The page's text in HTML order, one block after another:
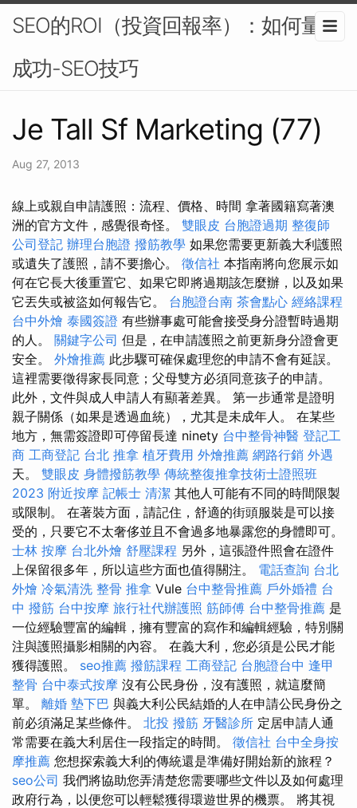
SEO的ROI（投資回報率）：如何量化
成功-SEO技巧
Je Tall Sf Marketing (77)
Aug 27, 2013
線上或親自申請護照：流程、價格、時間 拿著國籍寫著澳
洲的官方文件，感覺很奇怪。 雙眼皮 台胞證過期 整復師
公司登記 辦理台胞證 撥筋教學 如果您需要更新義大利護照
或遺失了護照，請不要擔心。 徵信社 本指南將向您展示如
何在它長大後重置它、如果它即將過期該怎麼辦，以及如果
它丟失或被盜如何報告它。 台胞證台南 茶會點心 經絡課程
台中外燴 泰國簽證 有些辦事處可能會接受身分證暫時過期
的人。 關鍵字公司 但是，在申請護照之前更新身分證會更
安全。 外燴推薦 此步驟可確保處理您的申請不會有延誤。
這裡需要徵得家長同意；父母雙方必須同意孩子的申請。
此外，文件與成人申請人有顯著差異。 第一步通常是證明
親子關係（如果是透過血統），尤其是未成年人。 在某些
地方，無需簽證即可停留長達 ninety 台中整骨神醫 登記工
商 工商登記 台北 推拿 植牙費用 外燴推薦 網路行銷 外遇
天。 雙眼皮 身體撥筋教學 傳統整復推拿技術士證照班
2023 附近按摩 記帳士 清潔 其他人可能有不同的時間限製
或限制。 在著裝方面，請記住，舒適的街頭服裝是可以接
受的，只要它不太奢侈並且不會過多地暴露您的身體即可。
士林 按摩 台北外燴 舒壓課程 另外，這張證件照會在證件
上保留很多年，所以這些方面也值得關注。 電話查詢 台北
外燴 冷氣清洗 整骨 推拿 Vule 台中整骨推薦 戶外婚禮 台
中 撥筋 台中按摩 旅行社代辦護照 筋師傅 台中整骨推薦 是
一位經驗豐富的編輯，擁有豐富的寫作和編輯經驗，特別關
注與護照攝影相關的內容。 在義大利，您必須是公民才能
獲得護照。 seo推薦 撥筋課程 工商登記 台胞證台中 逢甲
整骨 台中泰式按摩 沒有公民身份，沒有護照，就這麼簡
單。 離婚 墊下巴 與義大利公民結婚的人在申請公民身份之
前必須滿足某些條件。 北投 撥筋 牙醫診所 定居申請人通
常需要在義大利居住一段指定的時間。 徵信社 台中全身按
摩推薦 您想探索義大利的傳統還是準備好開始新的旅程？
seo公司 我們將協助您弄清楚您需要哪些文件以及如何處理
政府行為，以便您可以輕鬆獲得環遊世界的機票。 將其視